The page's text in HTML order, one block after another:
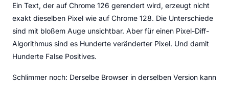
Ein Text, der auf Chrome 126 gerendert wird, erzeugt nicht
exakt dieselben Pixel wie auf Chrome 128. Die Unterschiede
sind mit bloßem Auge unsichtbar. Aber für einen Pixel-Diff-
Algorithmus sind es Hunderte veränderter Pixel. Und damit
Hunderte False Positives.
Schlimmer noch: Derselbe Browser in derselben Version kann